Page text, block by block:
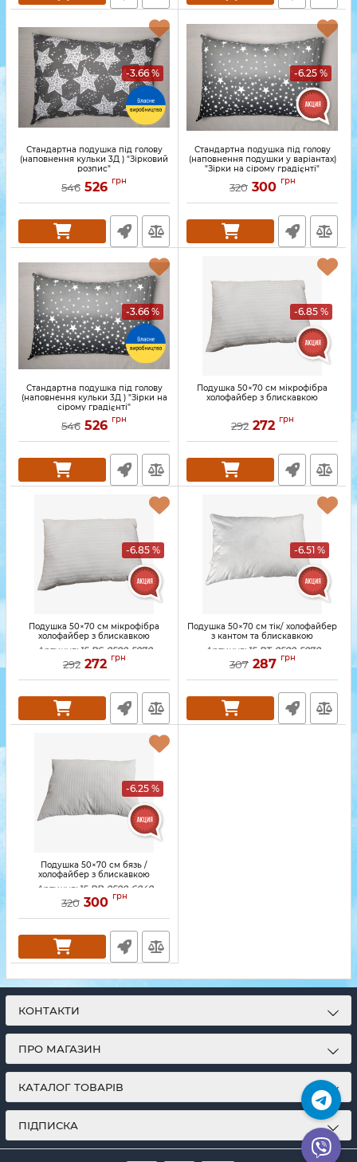
-3.66 %
Стандартна подушка під голову
(наповнення кульки 3Д ) "Зірковий
розпис"
546 526 грн
-6.25 %
Стандартна подушка під голову
(наповнення подушки у варіантах)
"Зірки на сірому градієнті"
320 300 грн
-3.66 %
Стандартна подушка під голову
(наповнення кульки 3Д ) "Зірки на
сірому градієнті"
546 526 грн
-6.85 %
Подушка 50×70 см мікрофібра
холофайбер з блискавкою
292 272 грн
-6.85 %
Подушка 50×70 см мікрофібра
холофайбер з блискавкою
Артикул: 15-PS-0500-5070
292 272 грн
-6.51 %
Подушка 50×70 см тік/ холофайбер
з кантом та блискавкою
Артикул: 15-PT-0500-5070
307 287 грн
-6.25 %
Подушка 50×70 см бязь /
холофайбер з блискавкою
Артикул: 15-PB-0500-6040
320 300 грн
КОНТАКТИ
ПРО МАГАЗИН
КАТАЛОГ ТОВАРІВ
ПІДПИСКА